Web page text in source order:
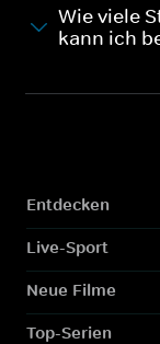
Wie viele
kann ich
Entdecken
Live-Sport
Neue Filme
Top-Serien